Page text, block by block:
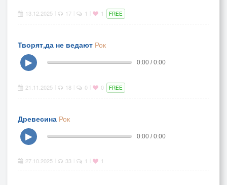
13.12.2025 17 1 1 FREE
Творят,да не ведают Рок
▶
0:00 / 0:00
21.11.2025 18 0 0 FREE
Древесина Рок
▶
0:00 / 0:00
27.10.2025 33 1 1